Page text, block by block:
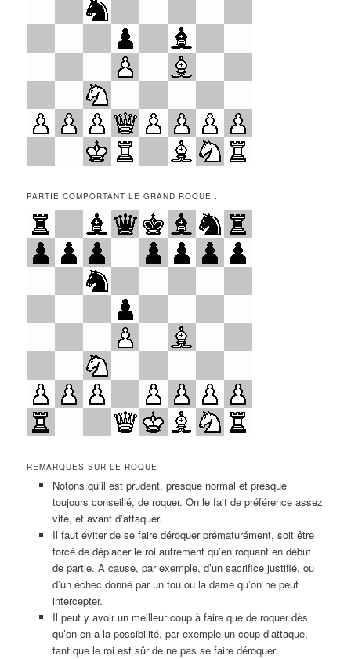
PARTIE COMPORTANT LE GRAND ROQUE :
REMARQUES SUR LE ROQUE
Notons qu’il est prudent, presque normal et presque
toujours conseillé, de roquer. On le fait de préférence assez
vite, et avant d’attaquer.
Il faut éviter de se faire déroquer prématurément, soit être
forcé de déplacer le roi autrement qu’en roquant en début
de partie. A cause, par exemple, d’un sacrifice justifié, ou
d’un échec donné par un fou ou la dame qu’on ne peut
intercepter.
Il peut y avoir un meilleur coup à faire que de roquer dès
qu’on en a la possibilité, par exemple un coup d’attaque,
tant que le roi est sûr de ne pas se faire déroquer.